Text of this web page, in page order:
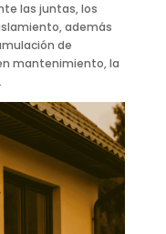
las juntas, los
además
de
mantenimiento, la